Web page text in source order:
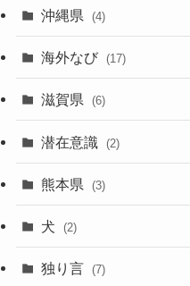
沖縄県 (4)
海外なび (17)
滋賀県 (6)
潜在意識 (2)
熊本県 (3)
犬 (2)
独り言 (7)